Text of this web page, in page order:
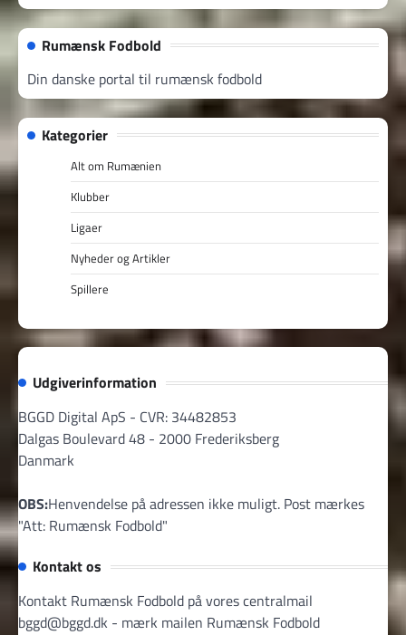
Rumænsk Fodbold
Din danske portal til rumænsk fodbold
Kategorier
Alt om Rumænien
Klubber
Ligaer
Nyheder og Artikler
Spillere
Udgiverinformation
BGGD Digital ApS - CVR: 34482853
Dalgas Boulevard 48 - 2000 Frederiksberg
Danmark
OBS:Henvendelse på adressen ikke muligt. Post mærkes
"Att: Rumænsk Fodbold"
Kontakt os
Kontakt Rumænsk Fodbold på vores centralmail
bggd@bggd.dk - mærk mailen Rumænsk Fodbold